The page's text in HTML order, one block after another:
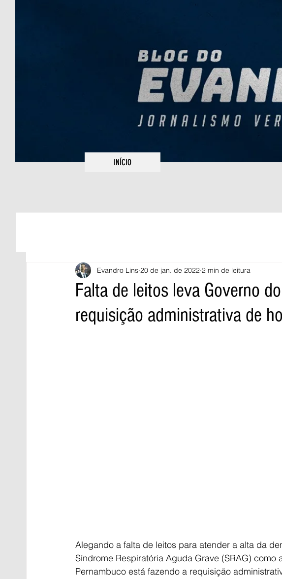
INÍCIO
Falta de leitos leva Governo
requisição administrativa de
Evandro Lins 20 de jan. de 2022 2 min de leitura
Alegando a falta de leitos para atender a alta da
Síndrome Respiratória Aguda Grave (SRAG) como
Pernambuco está fazendo a requisição